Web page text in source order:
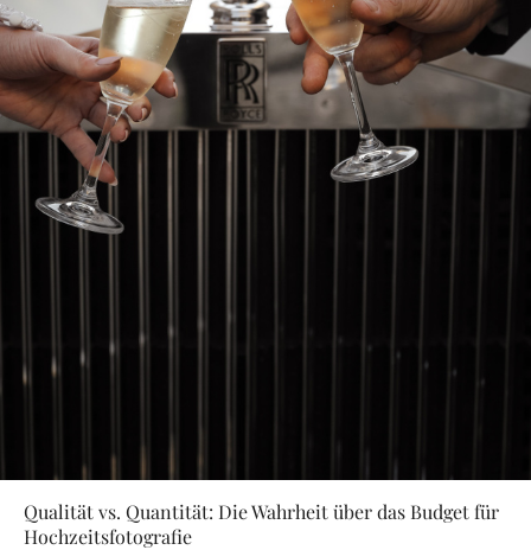
Qualität vs. Quantität: Die Wahrheit über das Budget für
Hochzeitsfotografie